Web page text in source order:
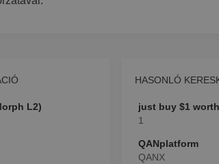
L2)
HASONLÓ
just buy $1
1
QANplatform
QANX